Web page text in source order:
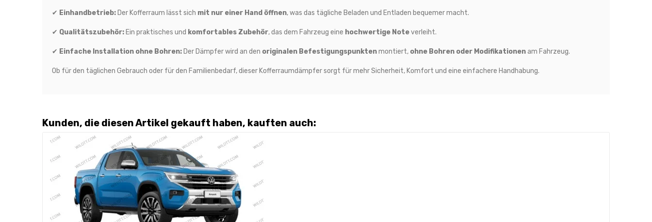
✔ Einhandbetrieb: Der Kofferraum lässt sich mit nur einer Hand öffnen, was das tägliche Beladen und Entladen bequemer macht.
✔ Qualitätszubehör: Ein praktisches und komfortables Zubehör, das dem Fahrzeug eine hochwertige Noteverleiht.
✔ Einfache Installation ohne Bohren: Der Dämpfer wird an den originalen Befestigungspunktenmontiert, ohne Bohren oder Modifikationenam Fahrzeug.
Ob für den täglichen Gebrauch oder für den Familienbedarf, dieser Kofferraumdämpfer sorgt für mehr Sicherheit, Komfort und eine einfachere Handhabung.
Kunden, die diesen Artikel gekauft haben, kauften auch: